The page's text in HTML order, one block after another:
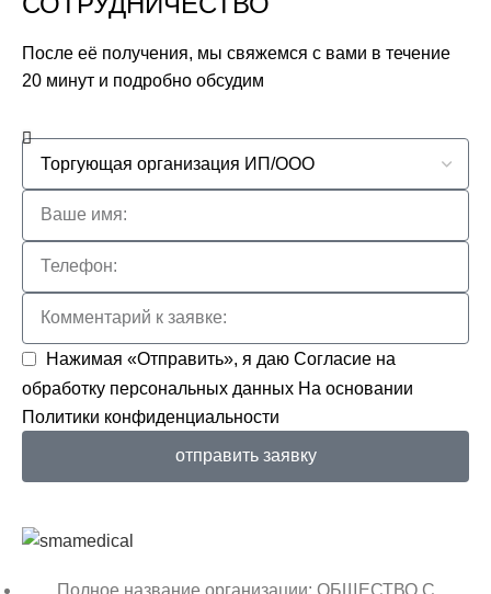
После её получения, мы свяжемся с вами в течение
20 минут и подробно обсудим
Нажимая «Отправить», я даю Согласие на
обработку персональных данных На основании
Политики конфиденциальности
отправить заявку
Полное название организации: ОБЩЕСТВО С